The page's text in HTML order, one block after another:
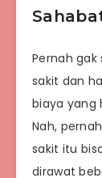
Pernah
sakit dan
biaya yang
Nah,
sakit itu
dirawat